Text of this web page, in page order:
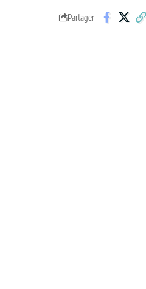
Partager